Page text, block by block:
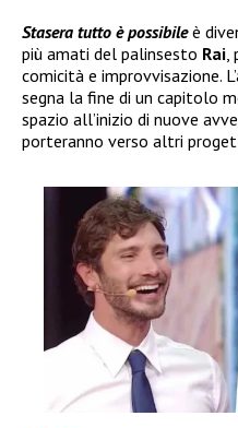
Stasera tutto è possibileè
più amati del palinsesto Rai
comicità e improvvisazione.
segna la fine di un capitolo
spazio all’inizio di nuove
porteranno verso altri